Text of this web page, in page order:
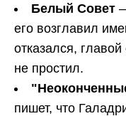
Белый Совет
его возглавил
отказался,
не простил.
пишет, что